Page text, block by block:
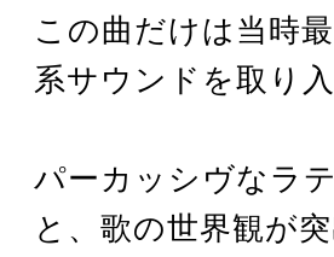
この曲だけは当時
系サウンドを取り
パーカッシヴなラ
と、歌の世界観が